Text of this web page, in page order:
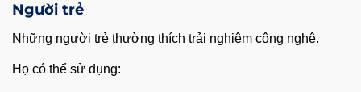
Người trẻ
Những người trẻ thường thích trải nghiệm công nghệ.
Họ có thể sử dụng: